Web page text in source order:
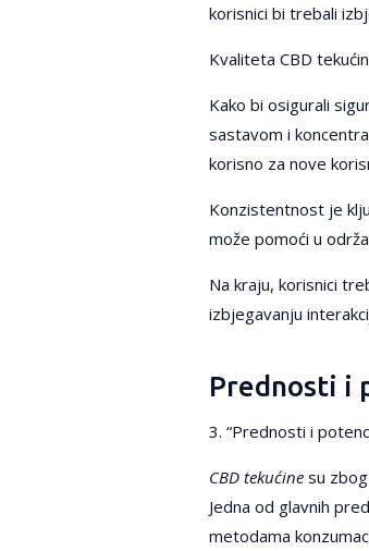
korisnici bi trebali
Kvaliteta CBD
Kako bi osigurali
sastavom i
korisno za nove
Konzistentnost je
može pomoći u
Na kraju, korisnici
izbjegavanju
Prednosti i
3. “Prednosti i
CBD tekućine su
Jedna od glavnih
metodama